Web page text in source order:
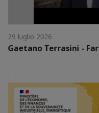
29 luglio 2026
Gaetano Terrasini -